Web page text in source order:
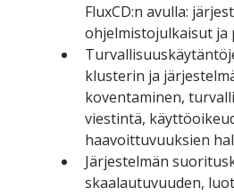
FluxCD:n avulla:
ohjelmistojulkaisut ja
klusterin ja
koventaminen,
viestintä,
haavoittuvuuksien
Järjestelmän
skaalautuvuuden,